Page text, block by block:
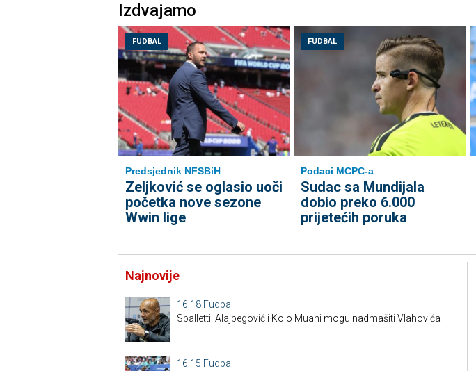
Izdvajamo
FUDBAL
Predsjednik NFSBiH
Zeljković se oglasio uoči
početka nove sezone
Wwin lige
FUDBAL
Podaci MCPC-a
Sudac sa Mundijala
dobio preko 6.000
prijetećih poruka
Najnovije
16:18 Fudbal
Spalletti: Alajbegović i Kolo Muani mogu nadmašiti Vlahovića
16:15 Fudbal